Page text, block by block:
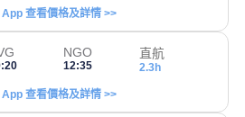
App 查看價格及詳情 >>
NGO
12:35
直航
2.3h
App 查看價格及詳情 >>